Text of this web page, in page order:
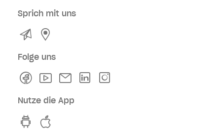
Sprich mit uns
Kontakt
Folge uns
FacebookYoutubeNewsletterLinkedln
Nutze die App
hvv switch App auf GooglePlay